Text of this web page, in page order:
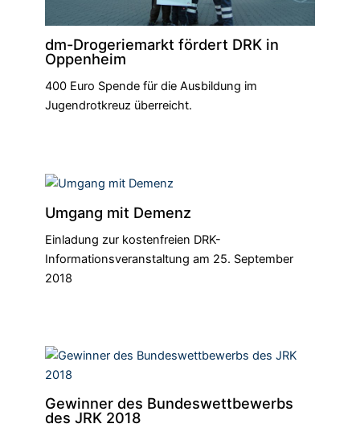
dm-Drogeriemarkt fördert DRK in
Oppenheim
400 Euro Spende für die Ausbildung im
Jugendrotkreuz überreicht.
Umgang mit Demenz
Einladung zur kostenfreien DRK-
Informationsveranstaltung am 25. September
2018
Gewinner des Bundeswettbewerbs
des JRK 2018